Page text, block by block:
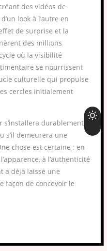
des vidéos de
look à l’autre en
de surprise et la
des millions
où la visibilité
se nourrissent
culturelle qui propulse
cercles initialement
s’installera durablement
s’il demeurera une
chose est certaine : en
à l’authenticité
a déjà laissé une
façon de concevoir le